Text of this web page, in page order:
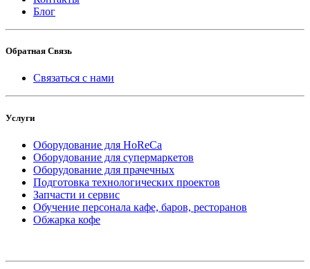
Блог
Обратная Связь
Связаться с нами
Услуги
Оборудование для HoReCa
Оборудование для супермаркетов
Оборудование для прачечных
Подготовка технологических проектов
Запчасти и сервис
Обучение персонала кафе, баров, ресторанов
Обжарка кофе